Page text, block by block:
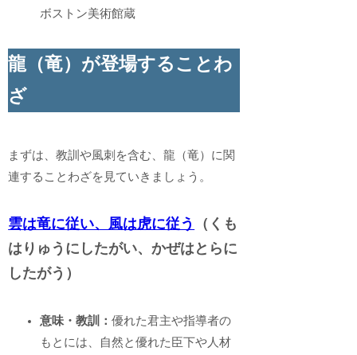
ボストン美術館蔵
龍（竜）が登場することわ
ざ
まずは、教訓や風刺を含む、龍（竜）に関
連することわざを見ていきましょう。
雲は竜に従い、風は虎に従う
（くも
はりゅうにしたがい、かぜはとらに
したがう）
意味・教訓：優れた君主や指導者の
もとには、自然と優れた臣下や人材